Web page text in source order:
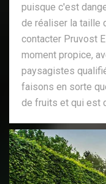
puisque c'est
de réaliser la taille
contacter Pruvost
moment propice,
paysagistes
faisons en sorte
de fruits et qui est